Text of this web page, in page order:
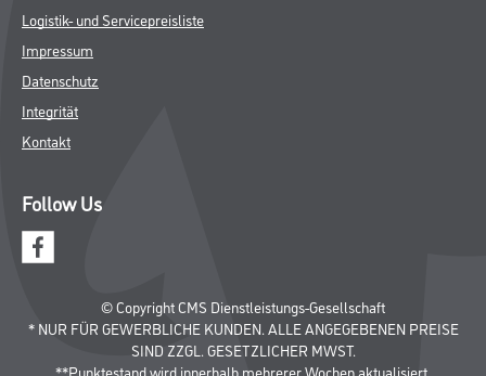
Logistik- und Servicepreisliste
Impressum
Datenschutz
Integrität
Kontakt
Follow Us
© Copyright CMS Dienstleistungs-Gesellschaft
* NUR FÜR GEWERBLICHE KUNDEN. ALLE ANGEGEBENEN PREISE
SIND ZZGL. GESETZLICHER MWST.
**Punktestand wird innerhalb mehrerer Wochen aktualisiert.